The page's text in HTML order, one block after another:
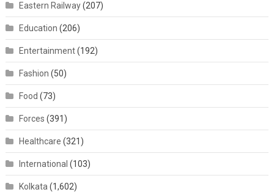
Eastern Railway(207)
Education (206)
Entertainment(192)
Fashion (50)
Food (73)
Forces (391)
Healthcare (321)
International (103)
Kolkata (1,602)